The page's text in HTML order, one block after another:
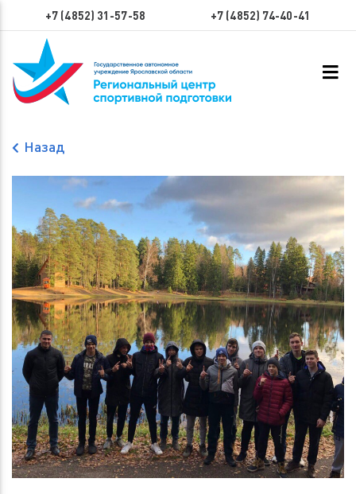
+7 (4852) 31-57-58 +7 (4852) 74-40-41
Назад